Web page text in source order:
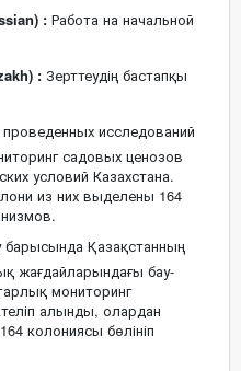
: Работа на начальной
: Зерттеудің бастапқы
исследований
садовых ценозов
условий Казахстана.
из них выделены 164
барысында Қазақстанның
жағдайларындағы бау-
мониторинг
алынды, олардан
колониясы бөлініп